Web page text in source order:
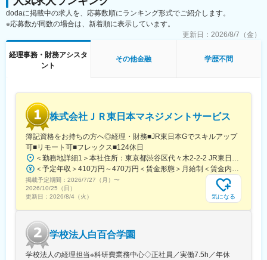
で、今後は仙台・札幌と支店を拡大予定です！これから入社され
る方は事業立ち上げメンバーとして成長いただくことができま
す！
変更の範囲：会社の定める業務
■組織構成：
男性１名、女性1名の計2名所属しております。（うち1名管理
ことがあればすぐに相談できる環境です。
・主力業務（遺言執行や遺産整理等の「相続関連業務」と不動産
や金銭の管理処分信託等の「信託業務」）はニーズが強く、安定
収入が見込まれ、成長の可能性も高い分野です。
・会社の業務は国内全域に広がっています。その会社の経理業務
はやり甲斐があり、スキルアップにもつながります。
・所定労働時間は7時間／残業は月20時間程度
・土日祝休み・年間休日132日以上
・産休育休制度の利用実績多数／女性にとって働きやすい環境で
す！
当社は、法律・財務・税務のトータルファームである朝日中央グ
ループを母体として設立された信託会社であり、弁護士、公認会
計士、税理士を中心として事業運営しております。
dodaに掲載中の求人を、応募数順にランキング形式でご紹介します。
※応募数が同数の場合は、新着順に表示しています。
更新日： 2026/8/7（金）
経理事務・財務アシスタ
ント
その他金融 学歴不問
株式会社ＪＲ東日本マネジメントサービス
簿記資格をお持ちの方へ◎経理・財務■JR東日本Gでスキルアップ
可■リモート可■フレックス■124休日
＜勤務地詳細1＞本社住所：東京都渋谷区代々木2-2-2 JR東日本本社ビル9階受動喫煙対策：屋内全面禁煙＜勤務地詳細2＞東京都内オフィス住所：東京都23区内 受動喫煙対策：屋内全面禁煙変更の範囲：会社の定める事業所（リモートワーク含む）
＜予定年収＞410万円～470万円＜賃金形態＞月給制＜賃金内訳＞月額（基本給）：240,000円～250,000円＜月給＞240,000円～250,000円＜昇給有無＞有＜残業手当＞有＜給与補足＞※想定年収には残業月20Hも含めています■昇給：年1回■賞与：年2回(合計3.0ヶ月程度)※総合職：計6.0ヶ月程度■モデル年収総合職（課長）900万円総合職（マネージャー）630万円総合職（主任）520万円エリア（課員）410万円賃金はあくまでも目安の金額であり、選考を通じて上下する可能性があります。月給(月額)は固定手当を含めた表記です。
掲載予定期間： 2026/7/27（月） 〜
2026/10/25（日）
更新日： 2026/8/4（火） 気になる
学校法人白百合学園
学校法人の経理担当※科研費業務中心◇正社員／実働7.5h／年休